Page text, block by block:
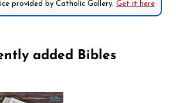
provided by Catholic Gallery. Get it here
added Bibles